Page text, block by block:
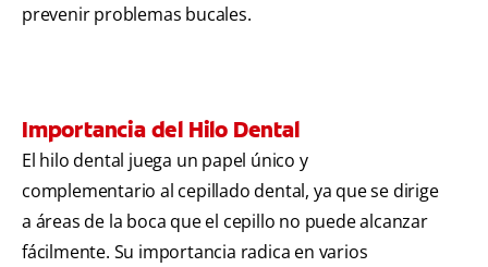
prevenir problemas bucales.
Importancia del Hilo Dental
El hilo dental juega un papel único y
complementario al cepillado dental, ya que se dirige
a áreas de la boca que el cepillo no puede alcanzar
fácilmente. Su importancia radica en varios